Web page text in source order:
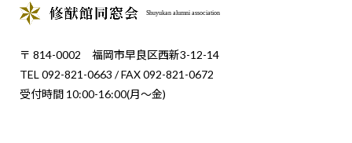
Shuyukan alumni association
〒 814-0002 福岡市早良区西新3-12-14
TEL 092-821-0663 / FAX 092-821-0672
受付時間 10:00-16:00(月〜金)